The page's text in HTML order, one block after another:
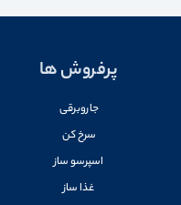
پرفروش ها
جاروبرقی
سرخ کن
اسپرسو ساز
غذا ساز